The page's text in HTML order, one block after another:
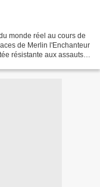
monde réel au cours de
de Merlin l'Enchanteur
résistante aux assauts